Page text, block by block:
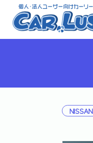
NISSAN